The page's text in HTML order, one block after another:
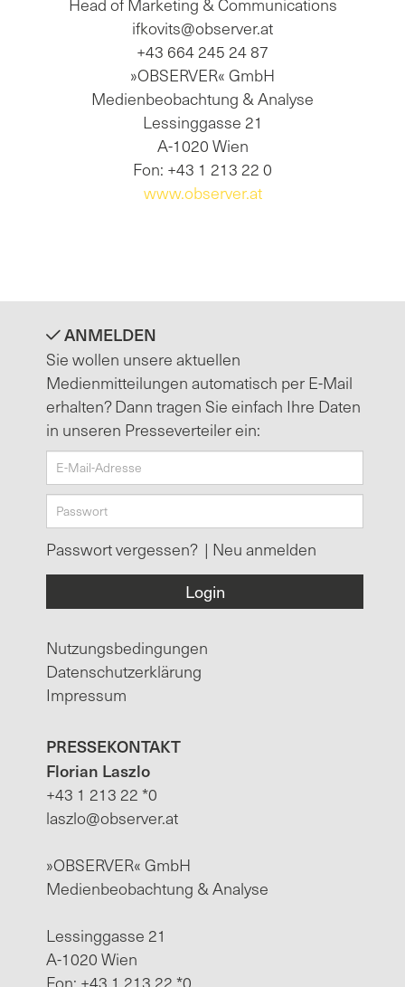
ifkovits@observer.at
+43 664 245 24 87
»OBSERVER« GmbH
Medienbeobachtung & Analyse
Lessinggasse 21
A-1020 Wien
Fon: +43 1 213 22 0
www.observer.at
ANMELDEN
Sie wollen unsere aktuellen
Medienmitteilungen automatisch per E-Mail
erhalten? Dann tragen Sie einfach Ihre Daten
in unseren Presseverteiler ein:
Passwort vergessen? | Neu anmelden
Nutzungsbedingungen
Datenschutzerklärung
Impressum
PRESSEKONTAKT
Florian Laszlo
+43 1 213 22 *0
laszlo@observer.at
»OBSERVER« GmbH
Medienbeobachtung & Analyse
Lessinggasse 21
A-1020 Wien
Fon: +43 1 213 22 *0